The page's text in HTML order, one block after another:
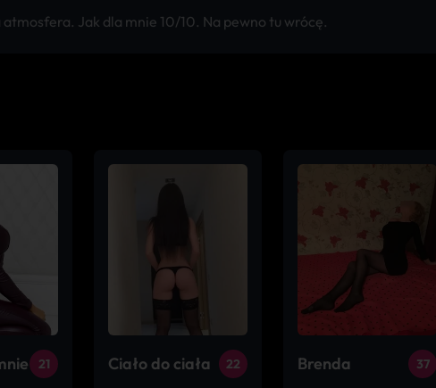
Jak dla mnie 10/10. Na pewno tu wrócę.
21 Ciało do ciała 22 Brenda 37